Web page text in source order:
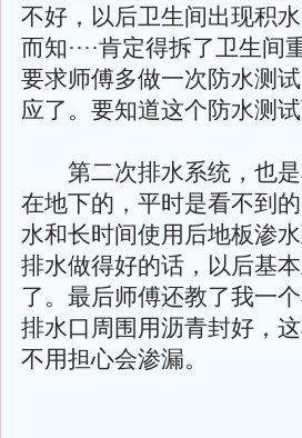
不好，以后卫生间出现积
而知····肯定得拆了卫生
要求师傅多做一次防水测
应了。要知道这个防水测
第二次排水系统，也是
在地下的，平时是看不到
水和长时间使用后地板渗
排水做得好的话，以后基
了。最后师傅还教了我一
排水口周围用沥青封好，
不用担心会渗漏。